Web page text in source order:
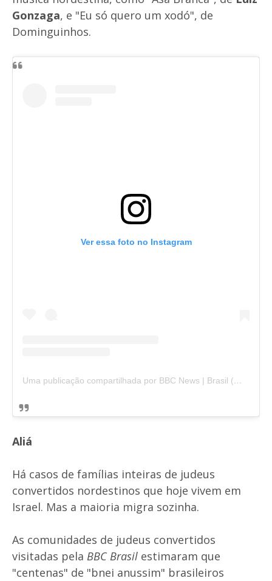
Gonzaga, e "Eu só quero um xodó", de
Dominguinhos.
Ver essa foto no Instagram
Uma publicação compartilhada por BBC News | Brasil (@bbcbrasil)
Aliá
Há casos de famílias inteiras de judeus
convertidos nordestinos que hoje vivem em
Israel. Mas a maioria migra sozinha.
As comunidades de judeus convertidos
visitadas pela BBC Brasil estimaram que
"centenas" de "bnei anussim" brasileiros